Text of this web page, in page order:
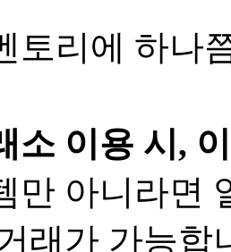
토리에 하나
소 이용 시,
만 아니라면
래가 가능합